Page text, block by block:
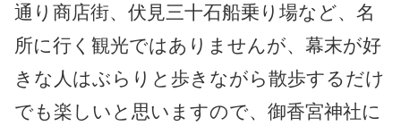
通り商店街、伏見三十石船乗り場など、名
所に行く観光ではありませんが、幕末が好
きな人はぶらりと歩きながら散歩するだけ
でも楽しいと思いますので、御香宮神社に